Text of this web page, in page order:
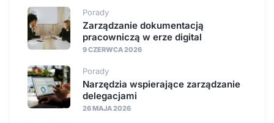
Porady
Zarządzanie dokumentacją
pracowniczą w erze digital
9 CZERWCA 2026
Porady
Narzędzia wspierające zarządzanie
delegacjami
26 MAJA 2026